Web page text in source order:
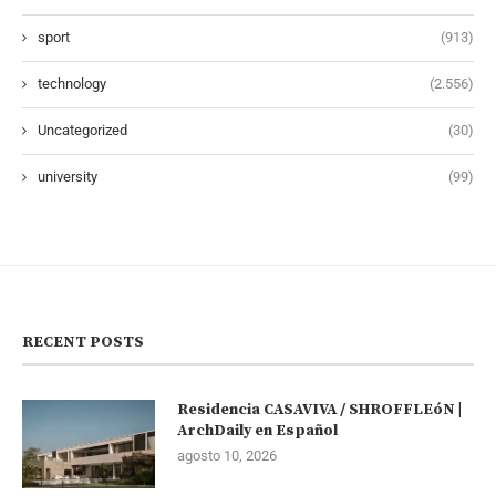
sport (913)
technology (2.556)
Uncategorized (30)
university (99)
RECENT POSTS
Residencia CASAVIVA / SHROFFLEóN |
ArchDaily en Español
agosto 10, 2026